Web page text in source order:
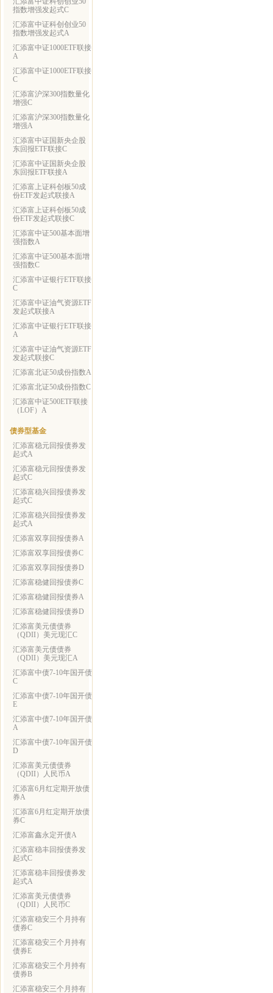
指数增强发起式C
汇添富中证科创创业50
指数增强发起式A
汇添富中证1000ETF联接
A
汇添富中证1000ETF联接
C
汇添富沪深300指数量化
增强C
汇添富沪深300指数量化
增强A
汇添富中证国新央企股
东回报ETF联接C
汇添富中证国新央企股
东回报ETF联接A
汇添富上证科创板50成
份ETF发起式联接A
汇添富上证科创板50成
份ETF发起式联接C
汇添富中证500基本面增
强指数A
汇添富中证500基本面增
强指数C
汇添富中证银行ETF联接
C
汇添富中证油气资源ETF
发起式联接A
汇添富中证银行ETF联接
A
汇添富中证油气资源ETF
发起式联接C
汇添富北证50成份指数A
汇添富北证50成份指数C
汇添富中证500ETF联接
（LOF）A
债券型基金
汇添富稳元回报债券发
起式A
汇添富稳元回报债券发
起式C
汇添富稳兴回报债券发
起式C
汇添富稳兴回报债券发
起式A
汇添富双享回报债券A
汇添富双享回报债券C
汇添富双享回报债券D
汇添富稳健回报债券C
汇添富稳健回报债券A
汇添富稳健回报债券D
汇添富美元债债券
（QDII）美元现汇C
汇添富美元债债券
（QDII）美元现汇A
汇添富中债7-10年国开债
C
汇添富中债7-10年国开债
E
汇添富中债7-10年国开债
A
汇添富中债7-10年国开债
D
汇添富美元债债券
（QDII）人民币A
汇添富6月红定期开放债
券A
汇添富6月红定期开放债
券C
汇添富鑫永定开债A
汇添富稳丰回报债券发
起式C
汇添富稳丰回报债券发
起式A
汇添富美元债债券
（QDII）人民币C
汇添富稳安三个月持有
债券C
汇添富稳安三个月持有
债券E
汇添富稳安三个月持有
债券B
汇添富稳安三个月持有